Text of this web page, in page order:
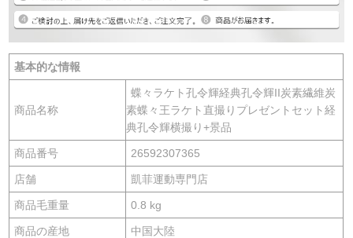
基本的な情報
商品名称
蝶々ラケト孔令輝経典孔令輝II炭素繊維炭
素蝶々王ラケト直撮りプレゼントセット経
典孔令輝横撮り+景品
商品番号 26592307365
店舗 凱菲運動専門店
商品毛重量 0.8 kg
商品の産地 中国大陸